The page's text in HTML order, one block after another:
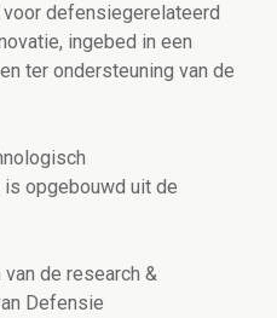
defensiegerelateerd
ingebed in een
ter ondersteuning van de
opgebouwd uit de
de research &
Defensie